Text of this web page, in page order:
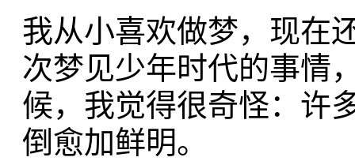
我从小喜欢做梦，现在
次梦见少年时代的事情
候，我觉得很奇怪：许
倒愈加鲜明。